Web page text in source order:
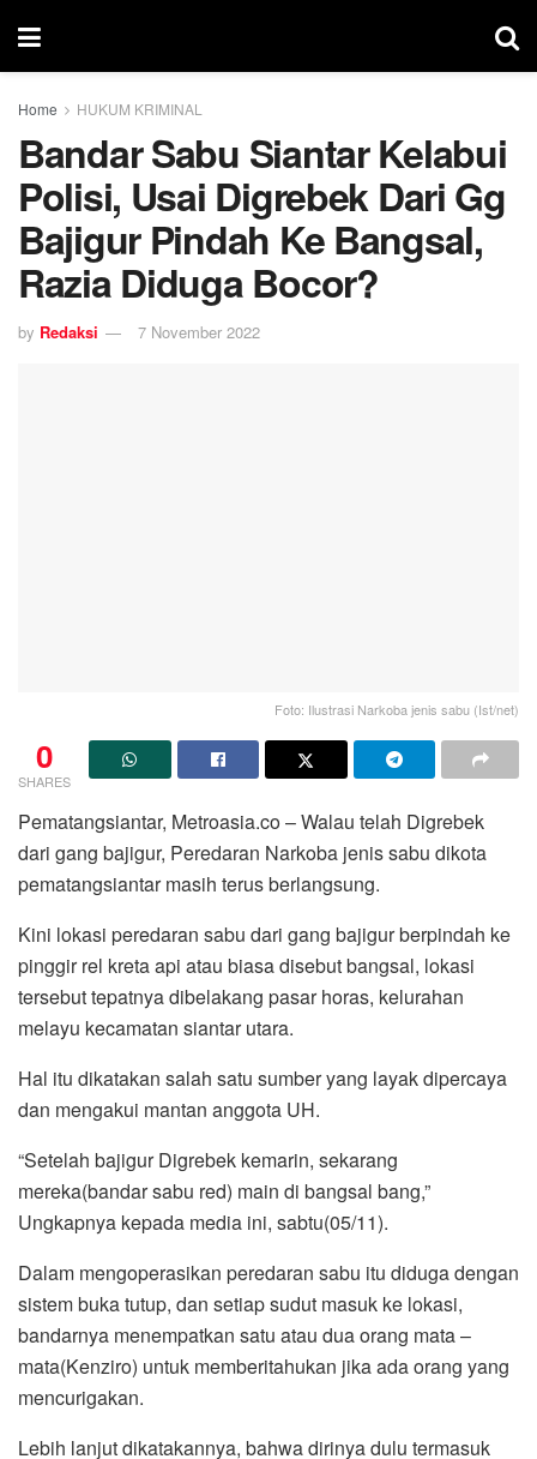
Home HUKUM KRIMINAL
Bandar Sabu Siantar Kelabui
Polisi, Usai Digrebek Dari Gg
Bajigur Pindah Ke Bangsal,
Razia Diduga Bocor?
by Redaksi 7 November 2022
Foto: Ilustrasi Narkoba jenis sabu (Ist/net)
0
SHARES
Pematangsiantar, Metroasia.co – Walau telah Digrebek
dari gang bajigur, Peredaran Narkoba jenis sabu dikota
pematangsiantar masih terus berlangsung.
Kini lokasi peredaran sabu dari gang bajigur berpindah ke
pinggir rel kreta api atau biasa disebut bangsal, lokasi
tersebut tepatnya dibelakang pasar horas, kelurahan
melayu kecamatan siantar utara.
Hal itu dikatakan salah satu sumber yang layak dipercaya
dan mengakui mantan anggota UH.
“Setelah bajigur Digrebek kemarin, sekarang
mereka(bandar sabu red) main di bangsal bang,”
Ungkapnya kepada media ini, sabtu(05/11).
Dalam mengoperasikan peredaran sabu itu diduga dengan
sistem buka tutup, dan setiap sudut masuk ke lokasi,
bandarnya menempatkan satu atau dua orang mata –
mata(Kenziro) untuk memberitahukan jika ada orang yang
mencurigakan.
Lebih lanjut dikatakannya, bahwa dirinya dulu termasuk